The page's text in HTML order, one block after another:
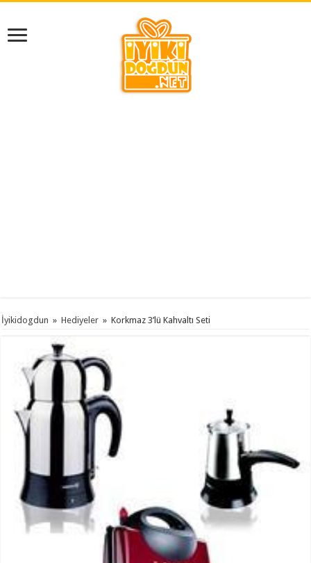
İyikidogdun » Hediyeler » Korkmaz 3’lü Kahvaltı Seti